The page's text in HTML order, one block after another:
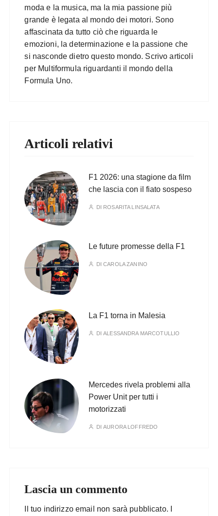
moda e la musica, ma la mia passione più
grande è legata al mondo dei motori. Sono
affascinata da tutto ciò che riguarda le
emozioni, la determinazione e la passione che
si nasconde dietro questo mondo. Scrivo articoli
per Multiformula riguardanti il mondo della
Formula Uno.
Articoli relativi
F1 2026: una stagione da film
che lascia con il fiato sospeso
DI ROSARITA LINSALATA
Le future promesse della F1
DICAROLA ZANINO
La F1 torna in Malesia
DIALESSANDRA MARCOTULLIO
Mercedes rivela problemi alla
Power Unit per tutti i
motorizzati
DIAURORA LOFFREDO
Lascia un commento
Il tuo indirizzo email non sarà pubblicato.